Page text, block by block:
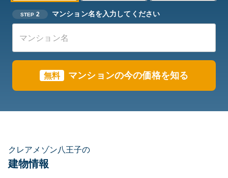
STEP 2 マンション名を入力してください
無料 マンションの今の価格を知る
クレアメゾン八王子の
建物情報